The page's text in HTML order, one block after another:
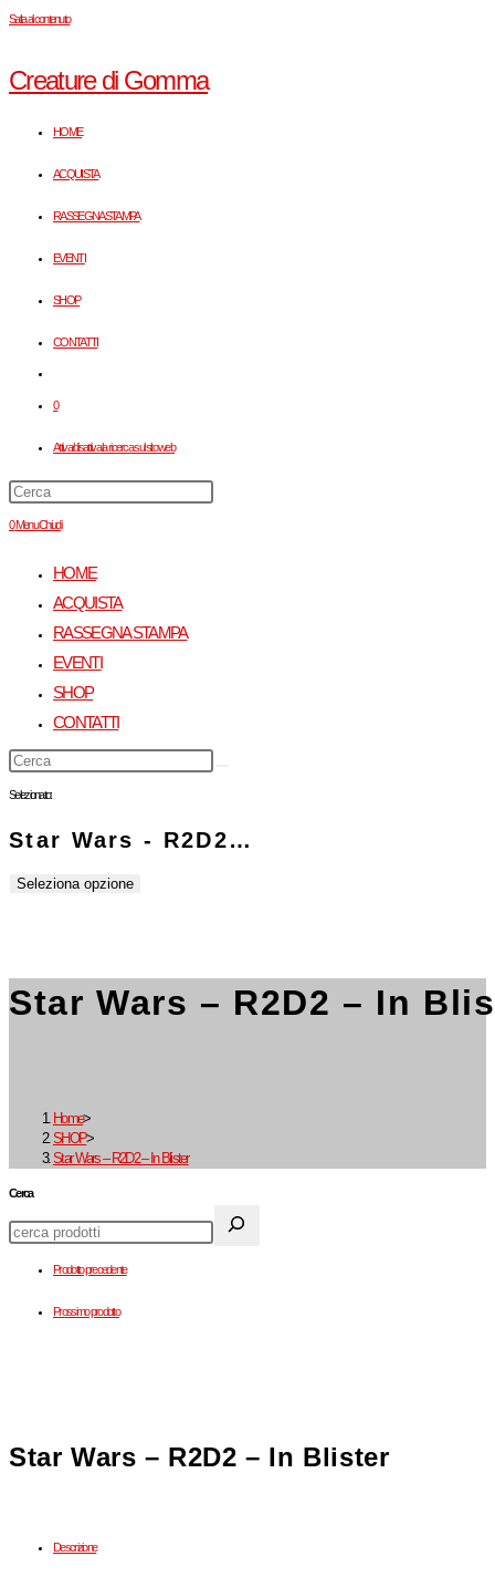
Salta al contenuto
Creature di Gomma
HOME
ACQUISTA
RASSEGNA STAMPA
EVENTI
SHOP
CONTATTI
0
Attiva/disattiva la ricerca sul sito web
0Menu Chiudi
HOME
ACQUISTA
RASSEGNA STAMPA
EVENTI
SHOP
CONTATTI
Selezionato:
Star Wars - R2D2…
Seleziona opzione
Star Wars – R2D2 – In
Home>
SHOP>
Star Wars – R2D2 – In Blister
Cerca
Prodotto precedente
Prossimo prodotto
Star Wars – R2D2 – In Blister
Descrizione